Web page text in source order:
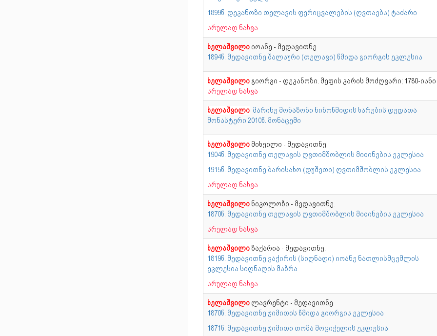
1899წ. დეკანოზი თელავის ფერიცვალების (ღვთაება) ტაძარი
სრულად ნახვა
ხელაშვილიიოანე - მედავითნე.
1894წ. მედავითნე შალაური (თელავი) წმიდა გიორგის ეკლესია
ხელაშვილიგიორგი - დეკანოზი. მეფის კარის მოძღვარი; 1780-იანი
სრულად ნახვა
ხელაშვილი მარინე მონაზონი ნინოწმიდის ხარების დედათა
მონასტერი 2010წ. მონაცემი
ხელაშვილიმიხეილი - მედავითნე.
1904წ. მედავითნე თელავის ღვთიმშობლის მიძინების ეკლესია
1915წ. მედავითნე ბარისახო (დუშეთი) ღვთიმშობლის ეკლესია
სრულად ნახვა
ხელაშვილინიკოლოზი - მედავითნე.
1870წ. მედავითნე თელავის ღვთიმშობლის მიძინების ეკლესია
სრულად ნახვა
ხელაშვილიზაქარია - მედავითნე.
1819წ. მედავითნე ვაქირის (სიღნაღი) იოანე ნათლისმცემლის
ეკლესია სიღნაღის მაზრა
სრულად ნახვა
ხელაშვილილავრენტი - მედავითნე.
1870წ. მედავითნე ჯიმითის წმიდა გიორგის ეკლესია
1871წ. მედავითნე ჯიმითი თომა მოციქულის ეკლესია